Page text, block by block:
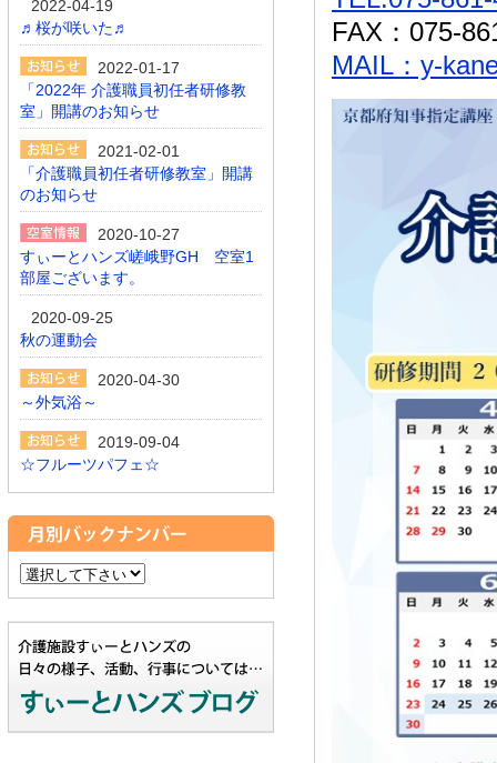
2022-04-19
♬桜が咲いた♬
2022-01-17
「2022年 介護職員初任者研修教
室」開講のお知らせ
2021-02-01
「介護職員初任者研修教室」開講
のお知らせ
2020-10-27
すぃーとハンズ嵯峨野GH 空室1
部屋ございます。
2020-09-25
秋の運動会
2020-04-30
～外気浴～
2019-09-04
☆フルーツパフェ☆
FAX：075-
MAIL：y-